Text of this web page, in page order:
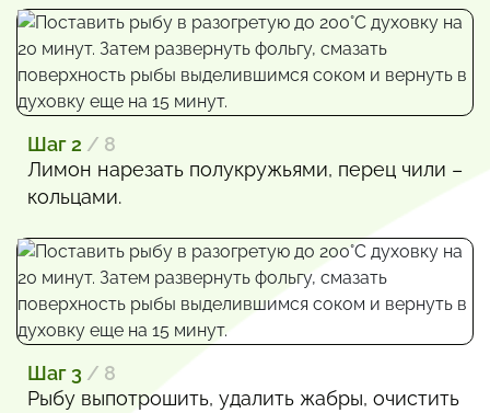
Шаг 2 / 8
Лимон нарезать полукружьями, перец чили –
кольцами.
Шаг 3 / 8
Рыбу выпотрошить, удалить жабры, очистить